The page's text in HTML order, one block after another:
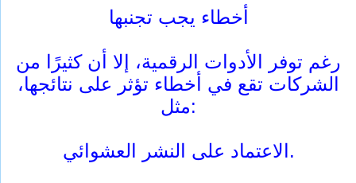
أخطاء يجب تجنبها
رغم توفر الأدوات الرقمية، إلا أن كثيرًا من
الشركات تقع في أخطاء تؤثر على نتائجها،
مثل:
الاعتماد على النشر العشوائي.